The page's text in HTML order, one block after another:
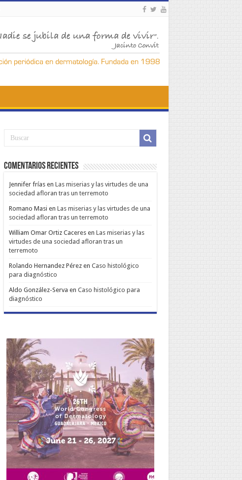
Comentarios Recientes
Jennifer fríasen Las miserias y las virtudes de una
sociedad afloran tras un terremoto
Romano Masi en Las miserias y las virtudes de una
sociedad afloran tras un terremoto
William Omar Ortiz Caceresen Las miserias y las
virtudes de una sociedad afloran tras un
terremoto
Rolando Hernandez Pérezen Caso histológico
para diagnóstico
Aldo González-Serva en Caso histológico para
diagnóstico